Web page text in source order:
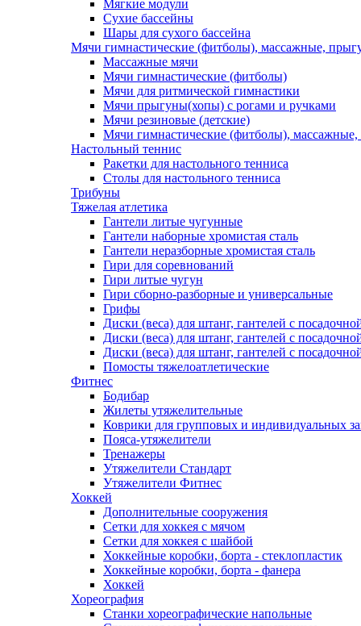
Мягкие модули
Сухие бассейны
Шары для сухого бассейна
Мячи гимнастические (фитболы), массажные,
Массажные мячи
Мячи гимнастические (фитболы)
Мячи для ритмической гимнастики
Мячи прыгуны(хопы) с рогами и ручками
Мячи резиновые (детские)
Мячи гимнастические (фитболы),
Настольный теннис
Ракетки для настольного тенниса
Столы для настольного тенниса
Трибуны
Тяжелая атлетика
Гантели литые чугунные
Гантели наборные хромистая сталь
Гантели неразборные хромистая сталь
Гири для соревнований
Гири литые чугун
Гири сборно-разборные и универсальные
Грифы
Диски (веса) для штанг, гантелей с
Диски (веса) для штанг, гантелей с
Диски (веса) для штанг, гантелей с
Помосты тяжелоатлетические
Фитнес
Бодибар
Жилеты утяжелительные
Коврики для групповых и индивидуальных
Пояса-утяжелители
Тренажеры
Утяжелители Стандарт
Утяжелители Фитнес
Хоккей
Дополнительные сооружения
Сетки для хоккея с мячом
Сетки для хоккея с шайбой
Хоккейные коробки, борта - стеклопластик
Хоккейные коробки, борта - фанера
Хоккей
Хореография
Станки хореографические напольные